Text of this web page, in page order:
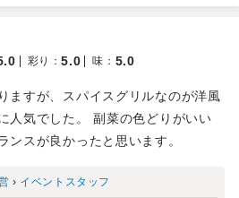
彩り ：5.0 味 ： 5.0
ますが、スパイスグリルなのが洋風
人気でした。 副菜の色どりがいい
ンスが良かったと思います。
› イベントスタッフ